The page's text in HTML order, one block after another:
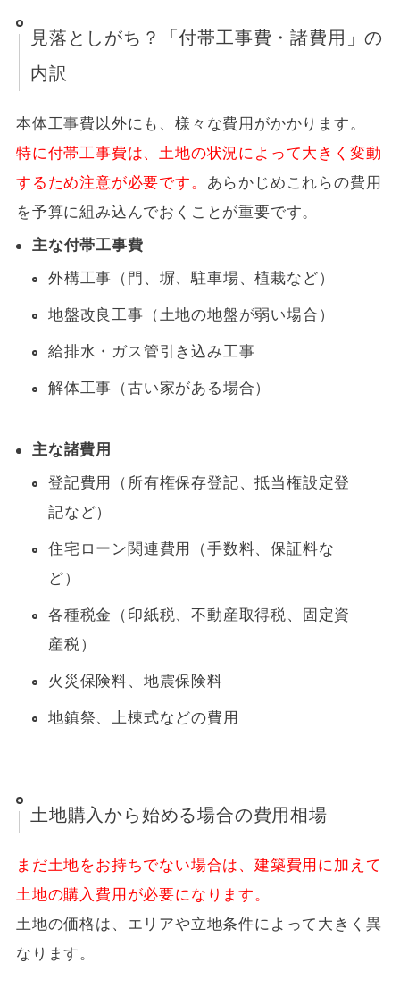
見落としがち？「付帯工事費・諸費用」の
内訳
本体工事費以外にも、様々な費用がかかります。
特に付帯工事費は、土地の状況によって大きく変動
するため注意が必要です。 あらかじめこれらの費用
を予算に組み込んでおくことが重要です。
主な付帯工事費
外構工事（門、塀、駐車場、植栽など）
地盤改良工事（土地の地盤が弱い場合）
給排水・ガス管引き込み工事
解体工事（古い家がある場合）
主な諸費用
登記費用（所有権保存登記、抵当権設定登
記など）
住宅ローン関連費用（手数料、保証料な
ど）
各種税金（印紙税、不動産取得税、固定資
産税）
火災保険料、地震保険料
地鎮祭、上棟式などの費用
土地購入から始める場合の費用相場
まだ土地をお持ちでない場合は、建築費用に加えて
土地の購入費用が必要になります。
土地の価格は、エリアや立地条件によって大きく異
なります。